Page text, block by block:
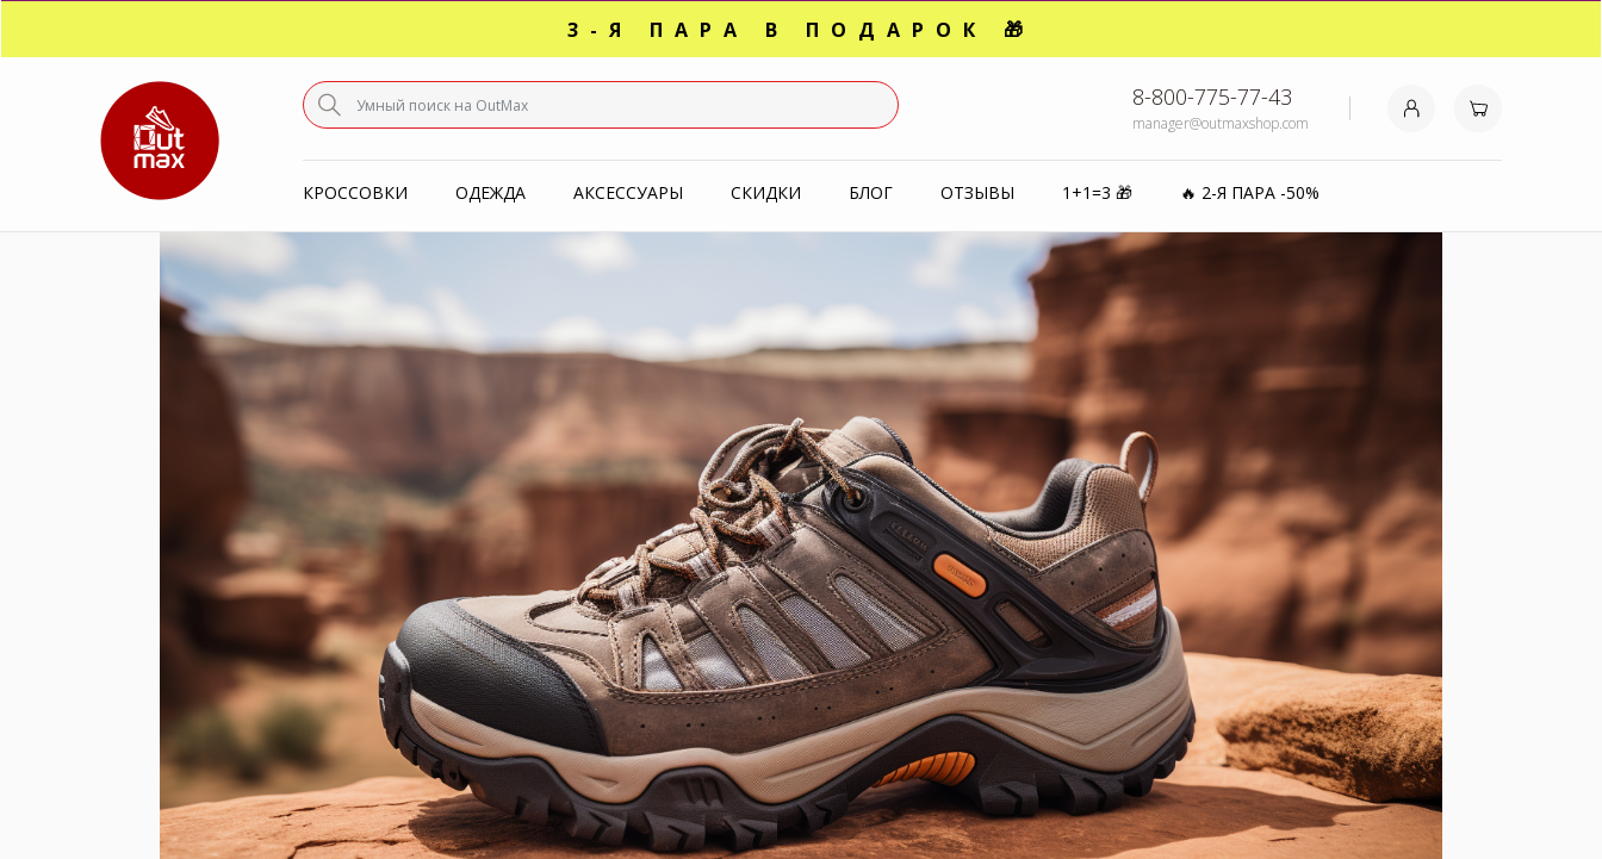
3-Я ПАРА В ПОДАРОК 🎁
ПОСЛЕДНИЕ РАЗМЕРЫ ОТ 1500₽⚡️ 8-800-775-77-43
manager@outmaxshop.com
КРОССОВКИ ОДЕЖДА АКСЕССУАРЫ СКИДКИ БЛОГ ОТЗЫВЫ 1+1=3 🎁 🔥 2-Я ПАРА -50%